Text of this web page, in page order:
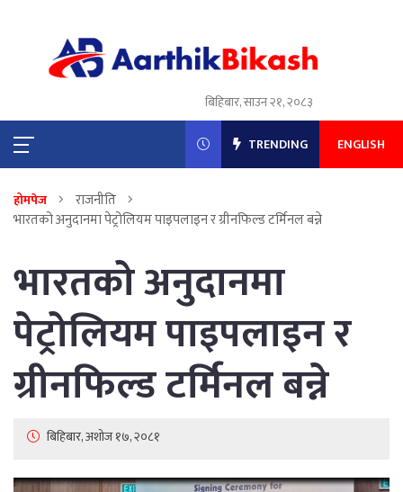
बिहिबार, साउन २१, २०८३
TRENDING ENGLISH
होमपेज
राजनीति
भारतको अनुदानमा पेट्रोलियम पाइपलाइन र ग्रीनफिल्ड टर्मिनल बन्ने
भारतको अनुदानमा
पेट्रोलियम पाइपलाइन र
ग्रीनफिल्ड टर्मिनल बन्ने
बिहिबार, अशोज १७, २०८१